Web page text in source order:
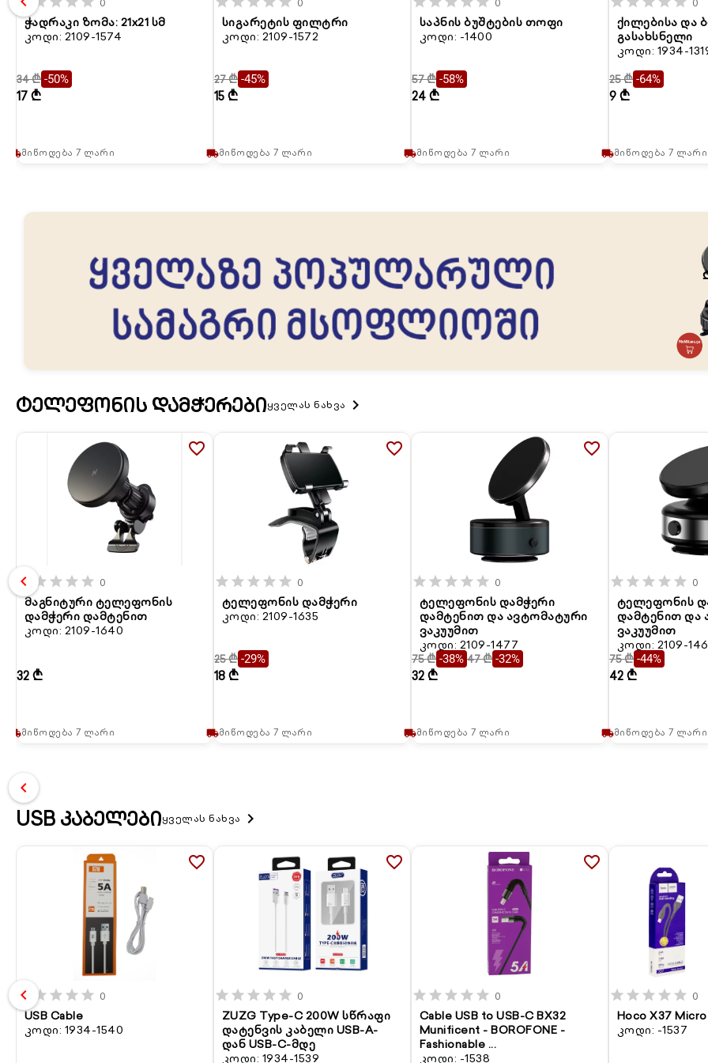
0
ჭადრაკი ზომა: 21x21 სმ
კოდი: 2109-1574
local_shippingმიწოდება 7 ლარი
34 ₾ -50%
17 ₾
0
სიგარეტის ფილტრი
კოდი: 2109-1572
local_shippingმიწოდება 7 ლარი
27 ₾ -45%
15 ₾
0
საპნის ბუშტების თოფი
კოდი: -1400
local_shippingმიწოდება 7 ლარი
57 ₾ -58%
24 ₾
0
ქილებისა და
გასახსნელი
კოდი: 1934-
local_shippingმიწოდება 7 ლარი
25 ₾ -64%
9 ₾
ᲢᲔᲚᲔᲤᲝᲜᲘᲡ ᲓᲐᲛᲭᲔᲠᲔᲑᲘყველას ნახვა keyboard_arrow_right
chevron_left
star star star star star 0
მაგნიტური ტელეფონის
დამჭერი დამტენით
კოდი: 2109-1640
local_shippingმიწოდება 7 ლარი
32 ₾
favorite_border
star star star star star 0
ტელეფონის დამჭერი
კოდი: 2109-1635
local_shippingმიწოდება 7 ლარი
25 ₾ -29%
18 ₾
favorite_border
star star star star star 0
ტელეფონის დამჭერი
დამტენით და ავტომატური
ვაკუუმით
კოდი: 2109-1477
local_shippingმიწოდება 7 ლარი
75 ₾ -38% 47 ₾ -32%
32 ₾
favorite_border
star star star star star 0
ტელეფონის
დამტენით და
ვაკუუმით
კოდი: 2109-
local_shippingმიწოდება 7 ლარი
75 ₾ -44%
42 ₾
chevron_left
USB ᲙᲐᲑᲔᲚᲔᲑᲘყველას ნახვა keyboard_arrow_right
chevron_left
star star star star star 0
USB Cable
კოდი: 1934-1540
favorite_border
star star star star star 0
ZUZG Type-C 200W სწრაფი
დატენვის კაბელი USB-A-
დან USB-C-მდე
კოდი: 1934-1539
favorite_border
star star star star star 0
Cable USB to USB-C BX32
Munificent - BOROFONE -
Fashionable ...
კოდი: -1538
favorite_border
star star star star star 0
Hoco X37
კოდი: -1537